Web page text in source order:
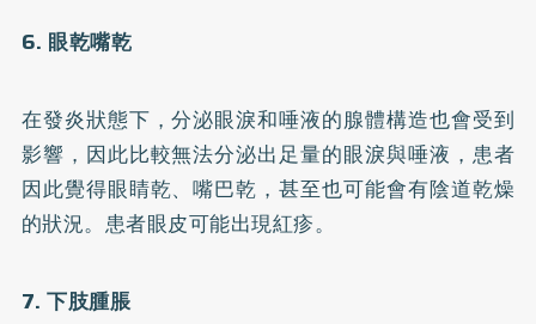
6. 眼乾嘴乾
在發炎狀態下，分泌眼淚和唾液的腺體構造也會受到
影響，因此比較無法分泌出足量的眼淚與唾液，患者
因此覺得眼睛乾、嘴巴乾，甚至也可能會有陰道乾燥
的狀況。患者眼皮可能出現紅疹。
7. 下肢腫脹